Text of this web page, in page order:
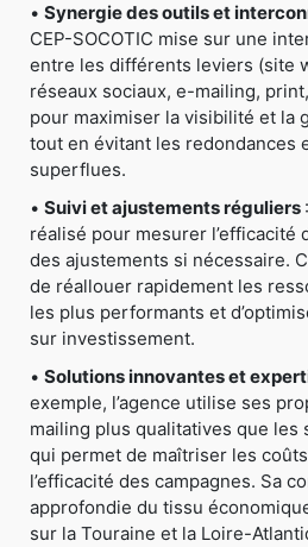
• Synergie des outils et
CEP-SOCOTIC mise sur une
entre les différents leviers (site
réseaux sociaux, e-mailing,
pour maximiser la visibilité et la
tout en évitant les redondances
superflues.
• Suivi et ajustements réguliers
réalisé pour mesurer l’efficacité
des ajustements si nécessaire.
de réallouer rapidement les
les plus performants et
sur investissement.
• Solutions innovantes et
exemple, l’agence utilise ses
mailing plus qualitatives que les
qui permet de maîtriser les
l’efficacité des campagnes. Sa
approfondie du tissu
sur la Touraine et la Loire-